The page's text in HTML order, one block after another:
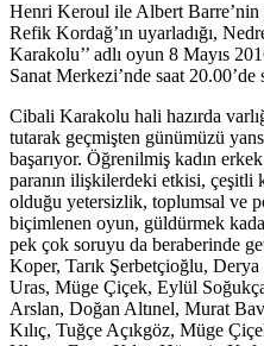
Henri Keroul ile Albert Barre’nin
Refik Kordağ’ın uyarladığı,
Karakolu’’ adlı oyun 8 Mayıs
Sanat Merkezi’nde saat 20.00’de
Cibali Karakolu hali hazırda
tutarak geçmişten günümüzü
başarıyor. Öğrenilmiş kadın
paranın ilişkilerdeki etkisi,
olduğu yetersizlik, toplumsal ve
biçimlenen oyun, güldürmek
pek çok soruyu da beraberinde
Koper, Tarık Şerbetçioğlu,
Uras, Müge Çiçek, Eylül
Arslan, Doğan Altınel, Murat
Kılıç, Tuğçe Açıkgöz, Müge